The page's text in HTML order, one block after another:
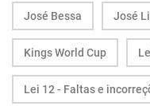
José Bessa José
Kings World Cup
Lei 12 - Faltas e